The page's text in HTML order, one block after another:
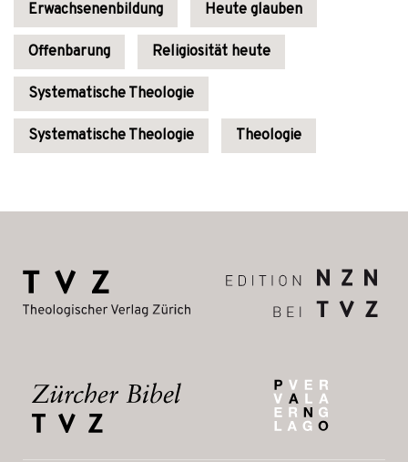
Erwachsenenbildung Heute glauben
Offenbarung Religiosität heute
Systematische Theologie
Systematische Theologie Theologie